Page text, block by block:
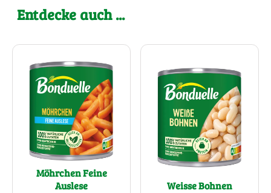
Entdecke auch ...
Möhrchen Feine
Auslese
Weisse Bohnen